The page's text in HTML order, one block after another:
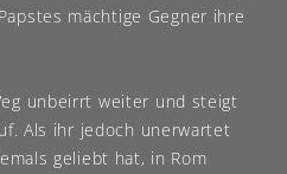
mächtige Gegner ihre
unbeirrt weiter und steigt
Als ihr jedoch unerwartet
geliebt hat, in Rom